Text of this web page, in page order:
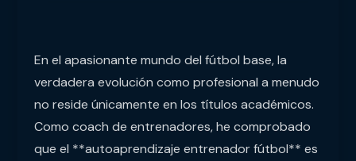
En el apasionante mundo del fútbol base, la
verdadera evolución como profesional a menudo
no reside únicamente en los títulos académicos.
Como coach de entrenadores, he comprobado
que el **autoaprendizaje entrenador fútbol** es